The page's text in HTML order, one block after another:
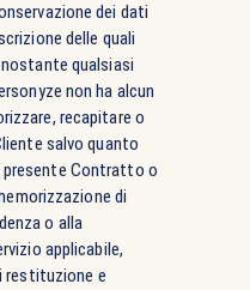
dei dati
delle quali
qualsiasi
non ha alcun
recapitare o
salvo quanto
presente Contratto o
di
o alla
applicabile,
restituzione e